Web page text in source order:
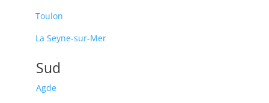
Toulon
La Seyne-sur-Mer
Sud
Agde